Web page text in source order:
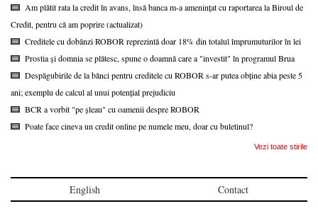
Am plătit rata la credit în avans, însă banca m-a amenințat cu raportarea la Biroul de
Credit, pentru că am poprire (actualizat)
Creditele cu dobânzi ROBOR reprezintă doar 18% din totalul împrumuturilor în lei
Prostia și domnia se plătesc, spune o doamnă care a "investit" în programul Brua
Despăgubirile de la bănci pentru creditele cu ROBOR s-ar putea obține abia peste 5
ani; exemplu de calcul al unui potențial prejudiciu
BCR a vorbit "pe șleau" cu oamenii despre ROBOR
Poate face cineva un credit online pe numele meu, doar cu buletinul?
Vezi toate stirile
English Contact